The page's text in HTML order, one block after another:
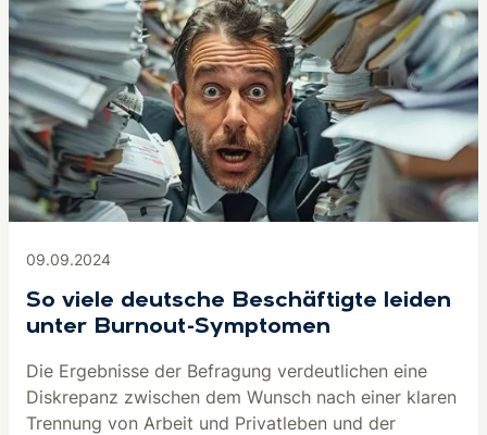
09.09.2024
So viele deutsche Beschäftigte leiden
unter Burnout-Symptomen
Die Ergebnisse der Befragung verdeutlichen eine
Diskrepanz zwischen dem Wunsch nach einer klaren
Trennung von Arbeit und Privatleben und der